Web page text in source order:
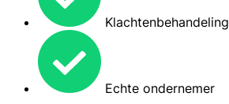
Klachtenbehandeling
Echte ondernemer